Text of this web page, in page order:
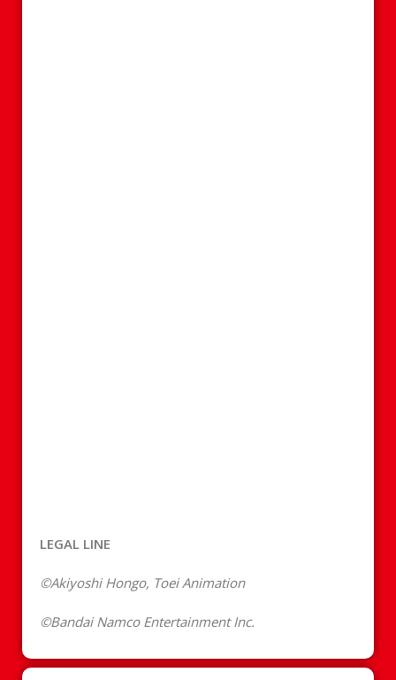
LEGAL LINE
©Akiyoshi Hongo, Toei Animation
©Bandai Namco Entertainment Inc.